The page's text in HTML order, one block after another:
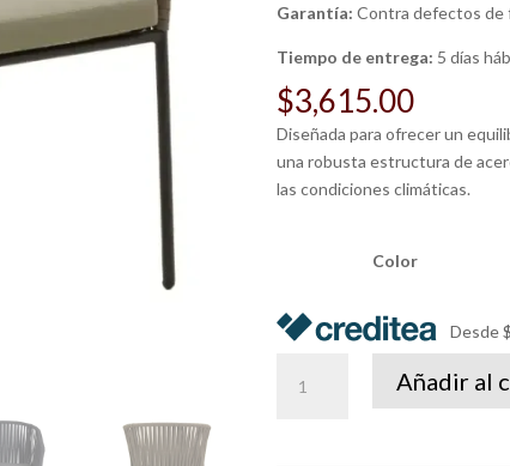
Garantía: Contra defectos de
Tiempo de entrega: 5 días
$3,615.00
Diseñada para ofrecer un
una robusta estructura de
las condiciones climáticas.
Color
Desde
Granado
Añadir al